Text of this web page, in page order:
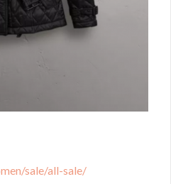
sale/all-sale/